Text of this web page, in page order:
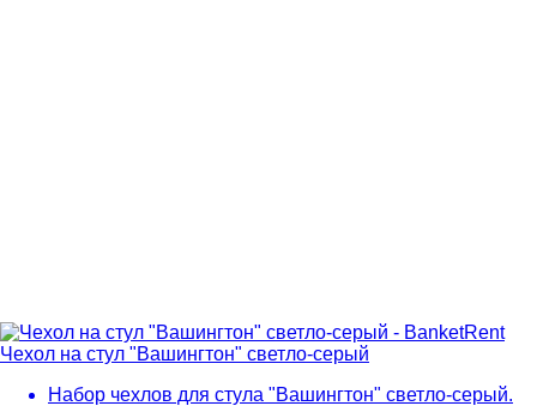
Чехол на стул "Вашингтон" светло-серый
Набор чехлов для стула "Вашингтон" светло-серый.